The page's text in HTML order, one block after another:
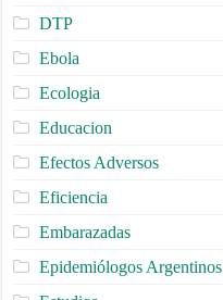
DTP
Ebola
Ecologia
Educacion
Efectos Adversos
Eficiencia
Embarazadas
Epidemiólogos Argentinos